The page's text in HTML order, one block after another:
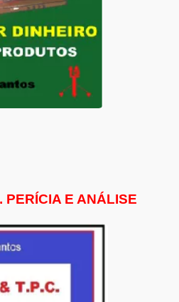
PERÍCIA E ANÁLISE